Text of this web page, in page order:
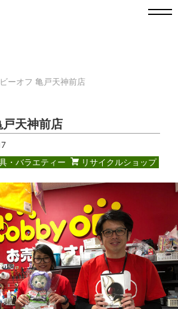
ーオフ 亀戸天神前店
天神前店
・バラエティー リサイクルショップ